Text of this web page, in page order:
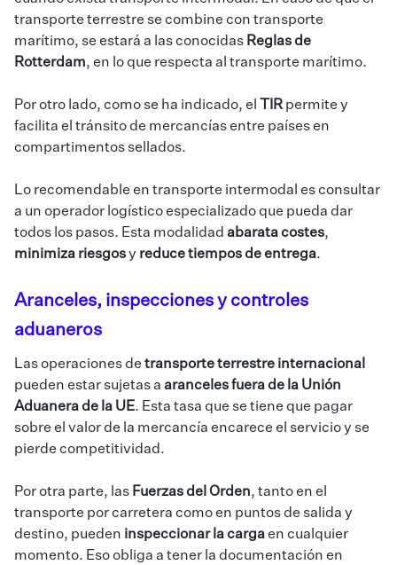
transporte terrestre se combine con transporte
marítimo, se estará a las conocidas Reglas de
Rotterdam, en lo que respecta al transporte marítimo.
Por otro lado, como se ha indicado, el TIR permite y
facilita el tránsito de mercancías entre países en
compartimentos sellados.
Lo recomendable en transporte intermodal es consultar
a un operador logístico especializado que pueda dar
todos los pasos. Esta modalidad abarata costes,
minimiza riesgosy reduce tiempos de entrega.
Aranceles, inspecciones y controles
aduaneros
Las operaciones de transporte terrestre internacional
pueden estar sujetas a aranceles fuera de la Unión
Aduanera de la UE. Esta tasa que se tiene que pagar
sobre el valor de la mercancía encarece el servicio y se
pierde competitividad.
Por otra parte, las Fuerzas del Orden, tanto en el
transporte por carretera como en puntos de salida y
destino, pueden inspeccionar la cargaen cualquier
momento. Eso obliga a tener la documentación en